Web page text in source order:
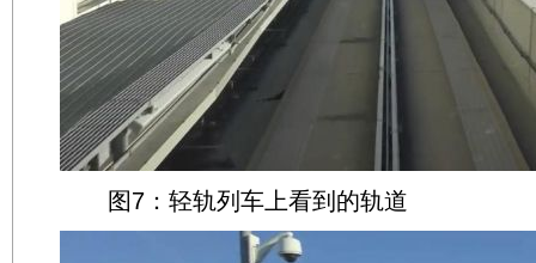
图7：轻轨列车上看到的轨道